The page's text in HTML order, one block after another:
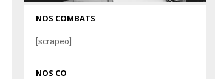
NOS COMBATS
[scrapeo]
NOS CO